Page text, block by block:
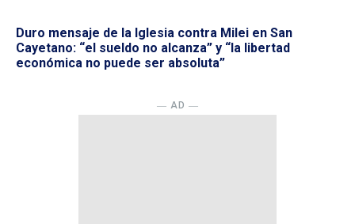
Duro mensaje de la Iglesia contra Milei en San
Cayetano: “el sueldo no alcanza” y “la libertad
económica no puede ser absoluta”
― AD ―